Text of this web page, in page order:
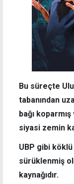
Bu süreçte
tabanından
bağı
siyasi zemin
UBP gibi
sürüklenmiş
kaynağıdır.